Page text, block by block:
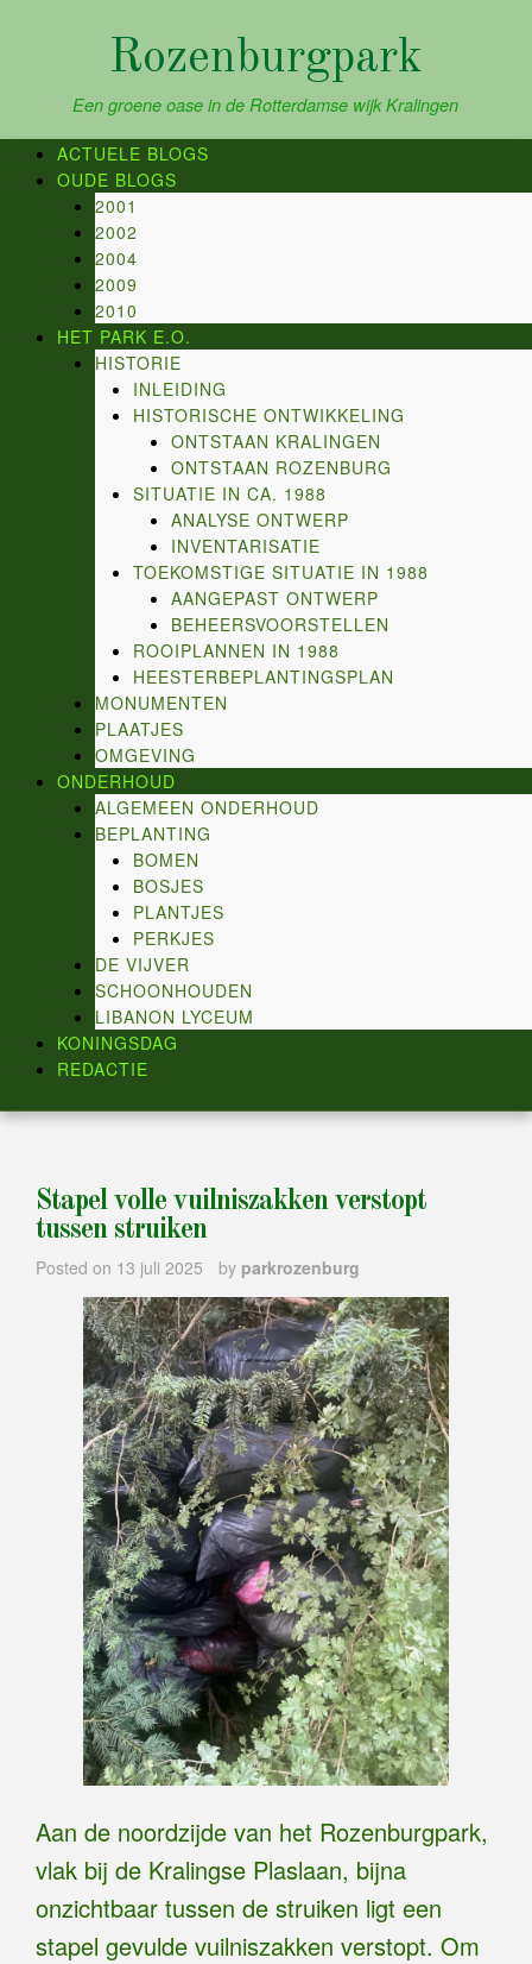
Rozenburgpark
Een groene oase in de Rotterdamse wijk Kralingen
ACTUELE BLOGS
OUDE BLOGS
2001
2002
2004
2009
2010
HET PARK E.O.
HISTORIE
INLEIDING
HISTORISCHE ONTWIKKELING
ONTSTAAN KRALINGEN
ONTSTAAN ROZENBURG
SITUATIE IN CA. 1988
ANALYSE ONTWERP
INVENTARISATIE
TOEKOMSTIGE SITUATIE IN 1988
AANGEPAST ONTWERP
BEHEERSVOORSTELLEN
ROOIPLANNEN IN 1988
HEESTERBEPLANTINGSPLAN
MONUMENTEN
PLAATJES
OMGEVING
ONDERHOUD
ALGEMEEN ONDERHOUD
BEPLANTING
BOMEN
BOSJES
PLANTJES
PERKJES
DE VIJVER
SCHOONHOUDEN
LIBANON LYCEUM
KONINGSDAG
REDACTIE
Stapel volle vuilniszakken verstopt
tussen struiken
Posted on 13 juli 2025 by parkrozenburg
Aan de noordzijde van het Rozenburgpark,
vlak bij de Kralingse Plaslaan, bijna
onzichtbaar tussen de struiken ligt een
stapel gevulde vuilniszakken verstopt. Om